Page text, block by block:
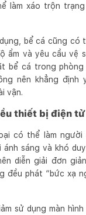
làm xáo trộn
bể cá cũng có
ẩm và yêu cầu vệ
bể cá trong
nên khẳng định
vận.
thiết bị điện
có thể làm người
sáng và khó
diễn giải đơn
đều phát “bức xạ
sử dụng màn